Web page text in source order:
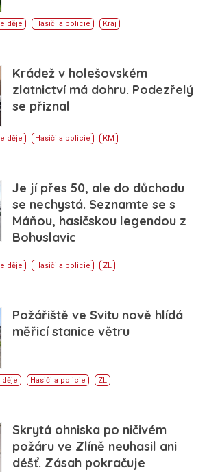
děje Hasiči a policie Kraj
Krádež v holešovském
zlatnictví má dohru. Podezřelý
se přiznal
děje Hasiči a policie KM
Je jí přes 50, ale do důchodu
se nechystá. Seznamte se s
Máňou, hasičskou legendou z
Bohuslavic
děje Hasiči a policie ZL
Požářiště ve Svitu nově hlídá
měřicí stanice větru
děje Hasiči a policie ZL
Skrytá ohniska po ničivém
požáru ve Zlíně neuhasil ani
déšť. Zásah pokračuje